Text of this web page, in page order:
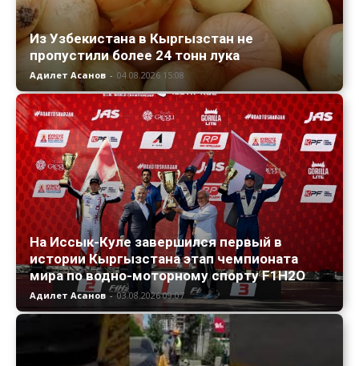
Из Узбекистана в Кыргызстан не
пропустили более 24 тонн лука
Адилет Асанов - 04.08.2026 15:08
На Иссык-Куле завершился первый в
истории Кыргызстана этап чемпионата
мира по водно-моторному спорту F1H2O
Адилет Асанов - 03.08.2026 09:07